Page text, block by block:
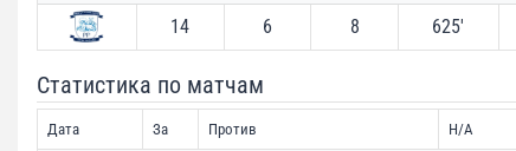
14 6 8 625′
Статистика по матчам
Дата За Против H/A